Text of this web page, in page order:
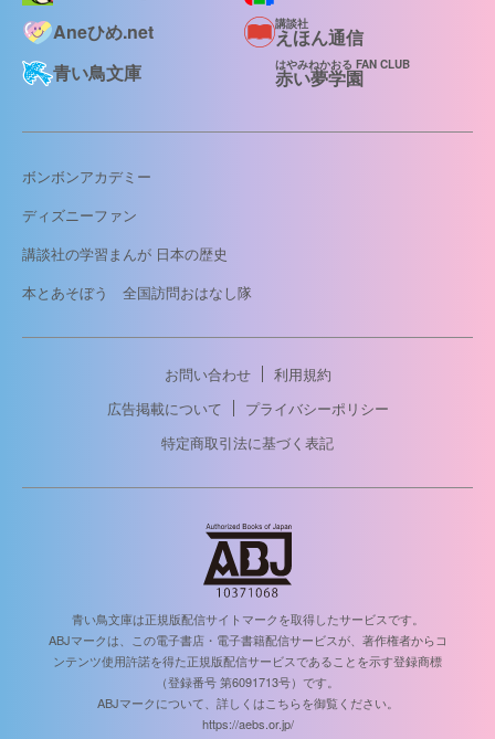
Aneひめ.net
講談社
えほん通信
青い鳥文庫
はやみねかおる FAN CLUB
赤い夢学園
ボンボンアカデミー
ディズニーファン
講談社の学習まんが 日本の歴史
本とあそぼう 全国訪問おはなし隊
お問い合わせ
利用規約
広告掲載について
プライバシーポリシー
特定商取引法に基づく表記
青い鳥文庫は正規版配信サイトマークを取得したサービスです。
ABJマークは、この電子書店・電子書籍配信サービスが、著作権者からコ
ンテンツ使用許諾を得た正規版配信サービスであることを示す登録商標
（登録番号 第6091713号）です。
ABJマークについて、詳しくはこちらを御覧ください。
https://aebs.or.jp/